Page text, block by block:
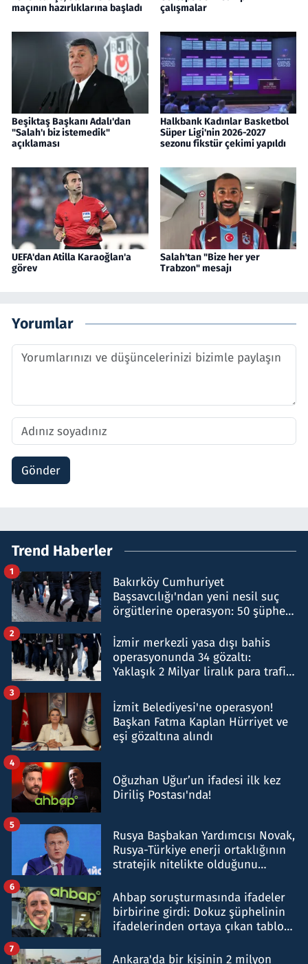
maçının hazırlıklarına başladı
çalışmalar
Beşiktaş Başkanı Adalı'dan
"Salah'ı biz istemedik"
açıklaması
Halkbank Kadınlar Basketbol
Süper Ligi'nin 2026-2027
sezonu fikstür çekimi yapıldı
UEFA'dan Atilla Karaoğlan'a
görev
Salah'tan "Bize her yer
Trabzon" mesajı
Yorumlar
Gönder
Trend Haberler
Bakırköy Cumhuriyet
Başsavcılığı'ndan yeni nesil suç
örgütlerine operasyon: 50 şüpheli
1
İzmir merkezli yasa dışı bahis
operasyonunda 34 gözaltı:
Yaklaşık 2 Milyar liralık para trafiği
2
İzmit Belediyesi'ne operasyon!
Başkan Fatma Kaplan Hürriyet ve
eşi gözaltına alındı
3
Oğuzhan Uğur’un ifadesi ilk kez
Diriliş Postası'nda!
4
Rusya Başbakan Yardımcısı Novak,
Rusya-Türkiye enerji ortaklığının
stratejik nitelikte olduğunu
5
Ahbap soruşturmasında ifadeler
birbirine girdi: Dokuz şüphelinin
ifadelerinden ortaya çıkan tablo
6
Ankara'da bir kişinin 2 milyon
7